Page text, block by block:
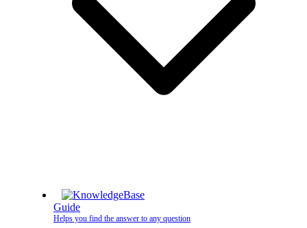
Guide
Helps you find the answer to any question